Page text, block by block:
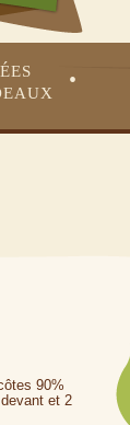
•
90%
et 2